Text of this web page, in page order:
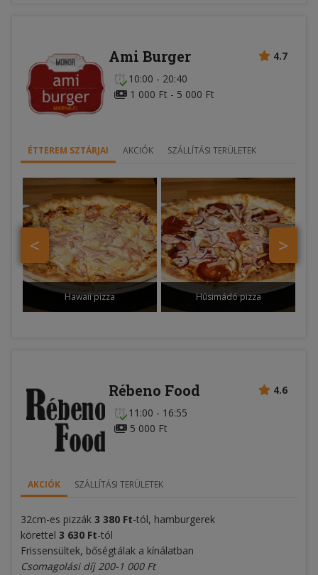
4.7
Ami Burger
10:00 - 20:40
1 000 Ft - 5 000 Ft
ÉTTEREM SZTÁRJAI AKCIÓK SZÁLLÍTÁSI TERÜLETEK
>
<
Hawaii pizza Húsimádó pizza
4.6
Rébeno Food
11:00 - 16:55
5 000 Ft
AKCIÓK SZÁLLÍTÁSI TERÜLETEK
32cm-es pizzák 3 380 Ft-tól, hamburgerek
körettel 3 630 Ft-tól
Frissensültek, bőségtálak a kínálatban
Csomagolási díj 200-1 000 Ft